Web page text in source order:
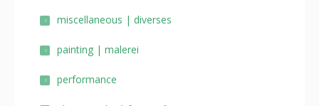
miscellaneous | diverses
painting | malerei
performance